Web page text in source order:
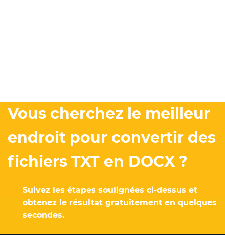
Vous cherchez le meilleur
endroit pour convertir des
fichiers TXT en DOCX ?
Suivez les étapes soulignées ci-dessus et
obtenez le résultat gratuitement en quelques
secondes.